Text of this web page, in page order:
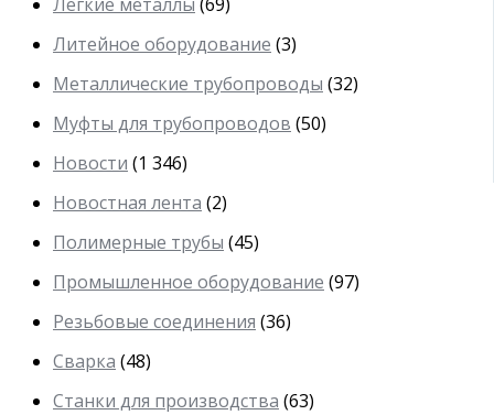
Литейное оборудование (3)
Металлические трубопроводы (32)
Муфты для трубопроводов (50)
Новости (1 346)
Новостная лента (2)
Полимерные трубы (45)
Промышленное оборудование (97)
Резьбовые соединения (36)
Сварка (48)
Станки для производства (63)